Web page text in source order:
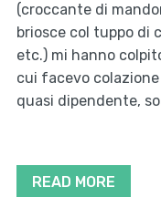
(croccante di
briosce col tuppo di
etc.) mi hanno
cui facevo
quasi dipendente,
READ MORE